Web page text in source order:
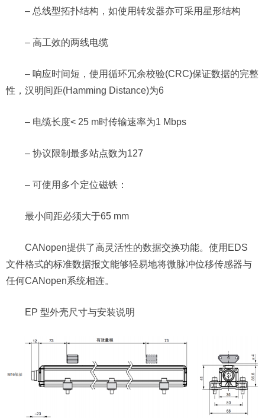
– 总线型拓扑结构，如使用转发器亦可采用星形结构
– 高工效的两线电缆
– 响应时间短，使用循环冗余校验(CRC)保证数据的完整
性，汉明间距(Hamming Distance)为6
– 电缆长度< 25 m时传输速率为1 Mbps
– 协议限制最多站点数为127
– 可使用多个定位磁铁：
最小间距必须大于65 mm
CANopen提供了高灵活性的数据交换功能。使用EDS
文件格式的标准数据报文能够轻易地将微脉冲位移传感器与
任何CANopen系统相连。
EP 型外壳尺寸与安装说明